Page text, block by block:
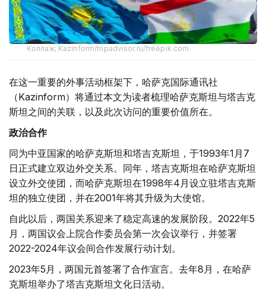
Коллаж; Kazinform/tripadvisor.ru/freepik.com
在这一重要的外事活动框架下，哈萨克国际通讯社
（Kazinform）将通过本文为读者梳理哈萨克斯坦与塔吉克
斯坦之间的关联，以及此次访问的重要价值所在。
政治合作
同为中亚国家的哈萨克斯坦和塔吉克斯坦，于1993年1月7
日正式建立双边外交关系。同年，塔吉克斯坦在哈萨克斯坦
设立外交使团，而哈萨克斯坦在1998年4月设立驻塔吉克斯
坦的独立使团，并在2001年将其升级为大使馆。
自此以后，两国关系迎来了稳定高速的发展阶段。2022年5
月，两国议会上院合作委员会第一次会议举行，并签署
2022-2024年议会间合作发展行动计划。
2023年5月，两国元首签署了合作宣言。去年8月，在哈萨
克斯坦举办了塔吉克斯坦文化日活动。